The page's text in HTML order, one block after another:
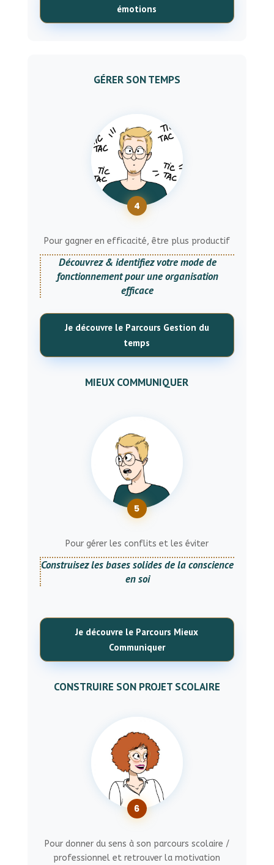
émotions
GÉRER SON TEMPS
4
Pour gagner en efficacité, être plus productif
Découvrez & identifiezvotre mode de
fonctionnement pour une organisation
efficace
Je découvre le Parcours Gestion du
temps
MIEUX COMMUNIQUER
5
Pour gérer les conflits et les éviter
Construisez les bases solides de la conscience
en soi
Je découvre le Parcours Mieux
Communiquer
CONSTRUIRE SON PROJET SCOLAIRE
6
Pour donner du sens à son parcours scolaire /
professionnel et retrouver la motivation